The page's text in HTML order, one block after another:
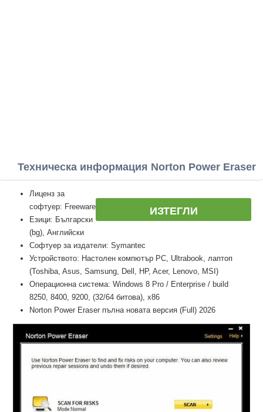
Техническа информация Norton Power Eraser
ИЗТЕГЛИ
Лиценз за
софтуер: Freeware
Езици: Български
(bg), Английски
Софтуер за издатели: Symantec
Устройството: Настолен компютър PC, Ultrabook, лаптоп
(Toshiba, Asus, Samsung, Dell, HP, Acer, Lenovo, MSI)
Операционна система: Windows 8 Pro / Enterprise / build
8250, 8400, 9200, (32/64 битова), x86
Norton Power Eraser пълна новата версия (Full) 2026